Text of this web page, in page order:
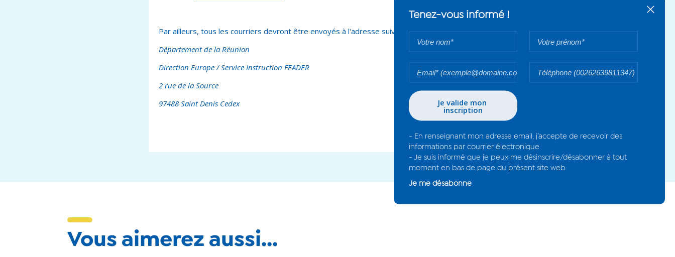
Par ailleurs, tous les courriers devront être envoyés à l'adresse suivante :
Département de la Réunion
Direction Europe / Service Instruction FEADER
2 rue de la Source
97488 Saint Denis Cedex
Vous aimerez aussi...
Tenez-vous
- En renseignant
- Je suis informé
Je me désabonne